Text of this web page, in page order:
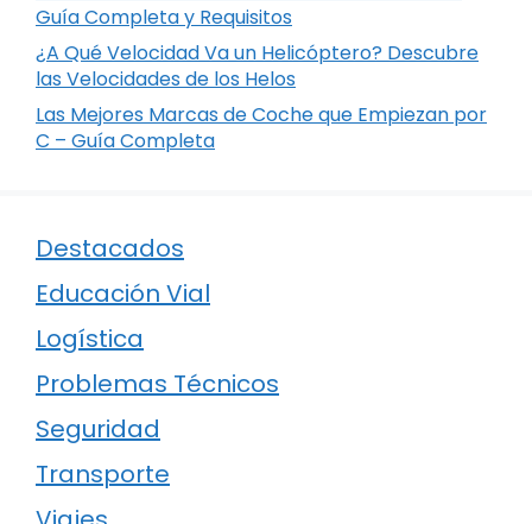
Guía Completa y Requisitos
¿A Qué Velocidad Va un Helicóptero? Descubre
las Velocidades de los Helos
Las Mejores Marcas de Coche que Empiezan por
C – Guía Completa
Destacados
Educación Vial
Logística
Problemas Técnicos
Seguridad
Transporte